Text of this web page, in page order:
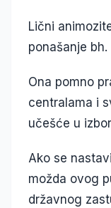
Lični
ponašanje bh.
Ona pomno
centralama i
učešće u
Ako se
možda ovog
državnog